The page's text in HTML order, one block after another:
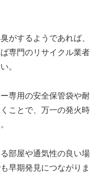
がするようであれば、
専門のリサイクル業者
。
専用の安全保管袋や耐
ことで、万一の発火時
部屋や通気性の良い場
早期発見につながりま